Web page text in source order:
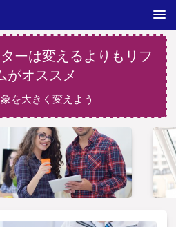
ーは変えるよりもリフ
がオススメ
を大きく変えよう